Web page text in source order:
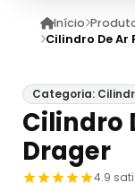
Início
Produtos
Início
Cilindro De Ar
Categoria:
Cilindro
Drager
4.9